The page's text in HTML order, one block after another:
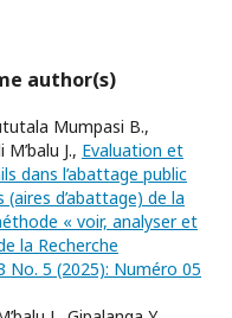
author(s)
Mumpasi B.,
J., Evaluation et
dans l’abattage public
d’abattage) de la
« voir, analyser et
la Recherche
No. 5 (2025): Numéro 05